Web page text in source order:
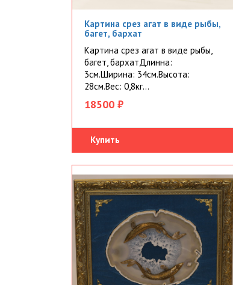
Картина срез агат в виде рыбы,
багет, бархат
Картина срез агат в виде рыбы,
багет, бархатДлинна:
3см.Ширина: 34см.Высота:
28см.Вес: 0,8кг...
18500 ₽
Купить